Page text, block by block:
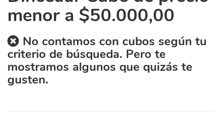
menor a $50.000,00
No contamos con cubos según tu
criterio de búsqueda. Pero te
mostramos algunos que quizás te
gusten.